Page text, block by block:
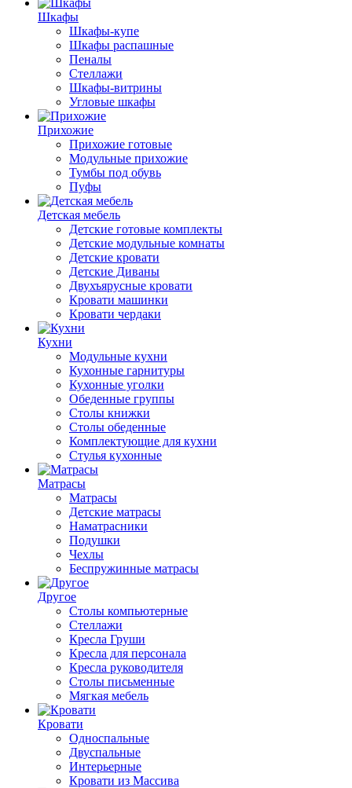
Шкафы
Шкафы-купе
Шкафы распашные
Пеналы
Стеллажи
Шкафы-витрины
Угловые шкафы
Прихожие
Прихожие готовые
Модульные прихожие
Тумбы под обувь
Пуфы
Детская мебель
Детские готовые комплекты
Детские модульные комнаты
Детские кровати
Детские Диваны
Двухъярусные кровати
Кровати машинки
Кровати чердаки
Кухни
Модульные кухни
Кухонные гарнитуры
Кухонные уголки
Обеденные группы
Столы книжки
Столы обеденные
Комплектующие для кухни
Стулья кухонные
Матрасы
Матрасы
Детские матрасы
Наматрасники
Подушки
Чехлы
Беспружинные матрасы
Другое
Столы компьютерные
Стеллажи
Кресла Груши
Кресла для персонала
Кресла руководителя
Столы письменные
Мягкая мебель
Кровати
Односпальные
Двуспальные
Интерьерные
Кровати из Массива